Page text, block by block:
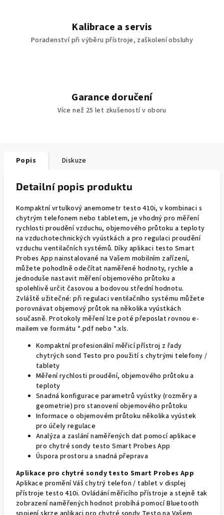
Kalibrace a servis
Poradenství při výběru přístroje, zaškolení obsluhy
Garance doručení
Více než 25 let zkušeností v oboru
Popis Diskuze
Detailní popis produktu
Kompaktní vrtulkový anemometr testo 410i, v kombinaci s
chytrým telefonem nebo tabletem, je vhodný pro měření
rychlosti proudění vzduchu, objemového průtoku a teploty
na vzduchotechnických vyústkách a pro regulaci proudění
vzduchu ventilačních systémů. Díky aplikaci testo Smart
Probes App nainstalované na Vašem mobilním zařízení,
můžete pohodlně odečítat naměřené hodnoty, rychle a
jednoduše nastavit měření objemového průtoku a
spolehlivě určit časovou a bodovou střední hodnotu.
Zvláště užitečné: při regulaci ventilačního systému můžete
porovnávat objemový průtok na několika vyústkách
současně. Protokoly měření lze poté přeposlat rovnou e-
mailem ve formátu *.pdf nebo *.xls.
Kompaktní profesionální měřicí přístroj z řady
chytrých sond Testo pro použití s chytrými telefony /
tablety
Měření rychlosti proudění, objemového průtoku a
teploty
Snadná konfigurace parametrů vyústky (rozměry a
geometrie) pro stanovení objemového průtoku
Informace o objemovém průtoku několika vyústek
pro účely regulace
Analýza a zaslání naměřených dat pomocí aplikace
pro chytré sondy testo Smart Probes App
Úspora prostoru a snadná přeprava
Aplikace pro chytré sondy testo Smart Probes App
Aplikace promění Váš chytrý telefon / tablet v displej
přístroje testo 410i. Ovládání měřicího přístroje a stejně tak
zobrazení naměřených hodnot probíhá pomocí Bluetooth